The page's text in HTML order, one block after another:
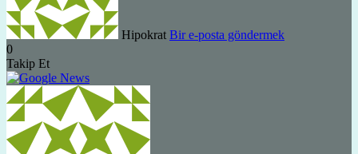
Hipokrat Bir e-posta göndermek
0
Takip Et